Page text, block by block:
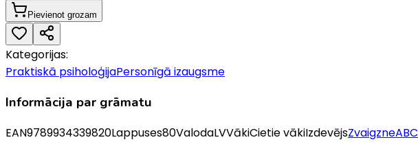
Pievienot grozam
Kategorijas:
Praktiskā psiholoģijaPersonīgā izaugsme
Informācija par grāmatu
EAN9789934339820Lappuses80ValodaLVVākiCietie vākiIzdevējsZvaigzneABC